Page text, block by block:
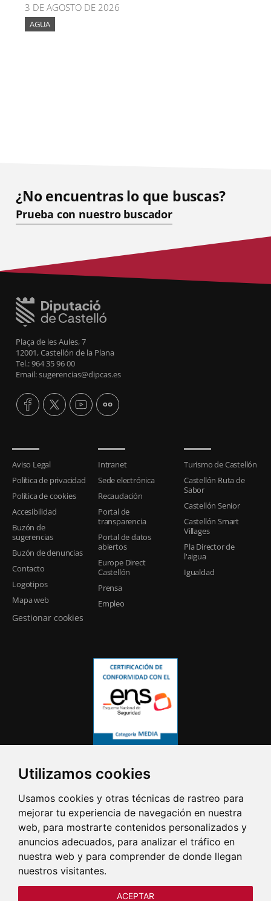
Utilizamos cookies
Usamos cookies y otras técnicas de rastreo para
mejorar tu experiencia de navegación en nuestra
web, para mostrarte contenidos personalizados y
anuncios adecuados, para analizar el tráfico en
nuestra web y para comprender de donde llegan
nuestros visitantes.
ACEPTAR
3 DE AGOSTO DE 2026
AGUA
¿No encuentras lo que buscas?
Prueba con nuestro buscador
Plaça de les Aules, 7
12001, Castellón de la Plana
Tel.: 964 35 96 00
Email: sugerencias@dipcas.es
Aviso Legal
Política de privacidad
Política de cookies
Accesibilidad
Buzón de
sugerencias
Buzón de denuncias
Contacto
Logotipos
Mapa web
Gestionar cookies
Intranet
Sede electrónica
Recaudación
Portal de
transparencia
Portal de datos
abiertos
Europe Direct
Castellón
Prensa
Empleo
Turismo de Castellón
Castellón Ruta de
Sabor
Castellón Senior
Castellón Smart
Villages
Pla Director de
l'aigua
Igualdad